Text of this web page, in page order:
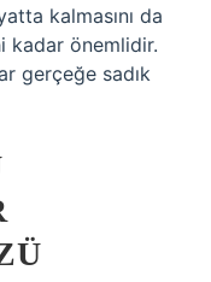
kalmasını da
kadar önemlidir.
gerçeğe sadık